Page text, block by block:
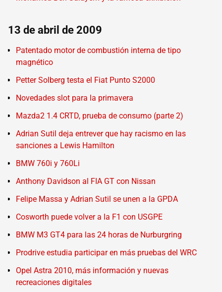
13 de abril de 2009
Patentado motor de combustión interna de tipo
magnético
Petter Solberg testa el Fiat Punto S2000
Novedades slot para la primavera
Mazda2 1.4 CRTD, prueba de consumo (parte 2)
Adrian Sutil deja entrever que hay racismo en las
sanciones a Lewis Hamilton
BMW 760i y 760Li
Anthony Davidson al FIA GT con Nissan
Felipe Massa y Adrian Sutil se unen a la GPDA
Cosworth puede volver a la F1 con USGPE
BMW M3 GT4 para las 24 horas de Nurburgring
Prodrive estudia participar en más pruebas del WRC
Opel Astra 2010, más información y nuevas
recreaciones digitales